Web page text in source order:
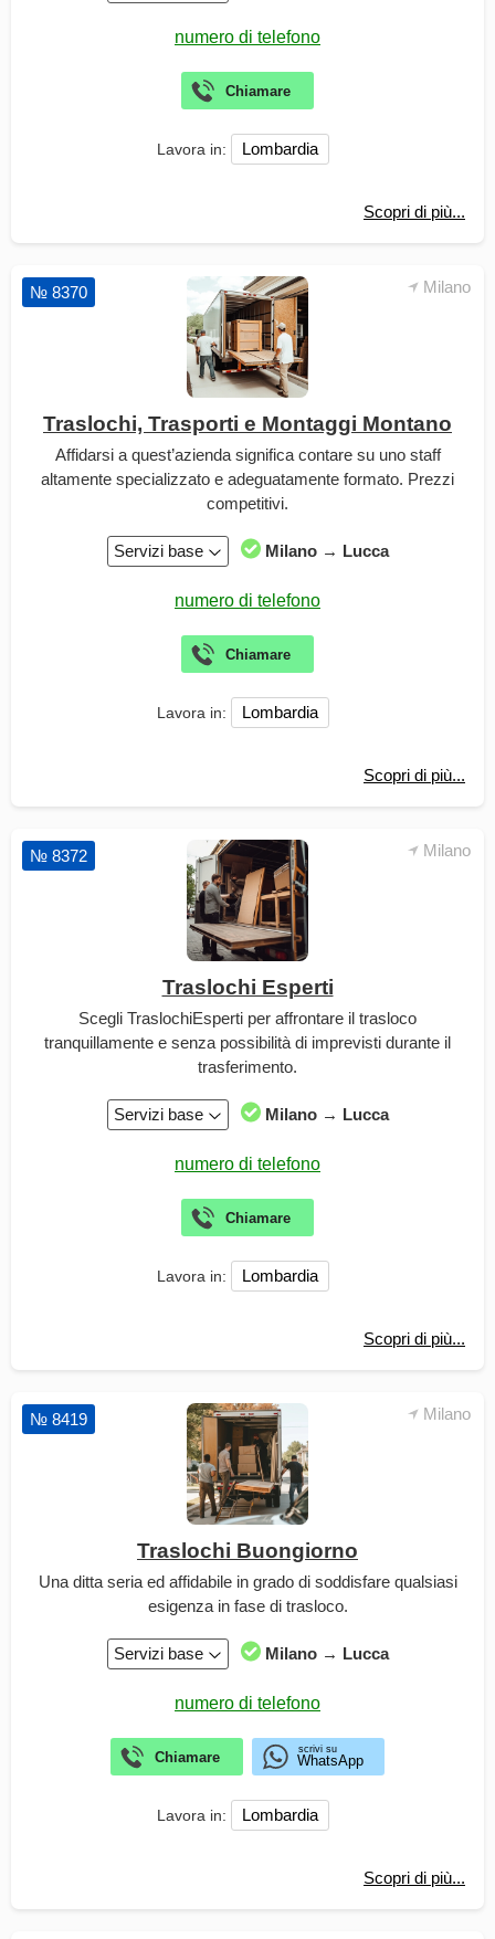
Lavora in: Lombardia
Scopri di più...
Milano
№ 8370
Traslochi, Trasporti e Montaggi Montano
Affidarsi a quest’azienda significa contare su uno staff
altamente specializzato e adeguatamente formato. Prezzi
competitivi.
Servizi base Milano → Lucca
Lavora in: Lombardia
Scopri di più...
Milano
№ 8372
Traslochi Esperti
Scegli TraslochiEsperti per affrontare il trasloco
tranquillamente e senza possibilità di imprevisti durante il
trasferimento.
Servizi base Milano → Lucca
Lavora in: Lombardia
Scopri di più...
Milano
№ 8419
Traslochi Buongiorno
Una ditta seria ed affidabile in grado di soddisfare qualsiasi
esigenza in fase di trasloco.
Servizi base Milano → Lucca
Lavora in: Lombardia
Scopri di più...